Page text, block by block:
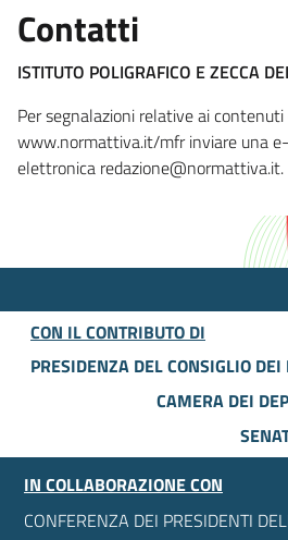
Contatti
ISTITUTO POLIGRAFICO E ZECCA
Per segnalazioni relative ai
www.normattiva.it/mfr inviare una
elettronica redazione@normattiva.it.
CON IL CONTRIBUTO DI
PRESIDENZA DEL CONSIGLIO
CAMERA DEI
IN COLLABORAZIONE CON
CONFERENZA DEI PRESIDENTI